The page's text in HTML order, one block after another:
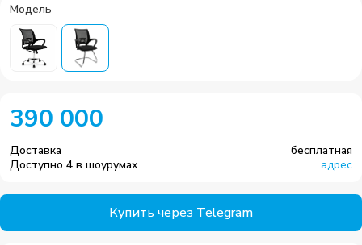
390 000
Доставка
бесплатная
Доступно 4 в шоурумах
адрес
Купить через Telegram
Модель